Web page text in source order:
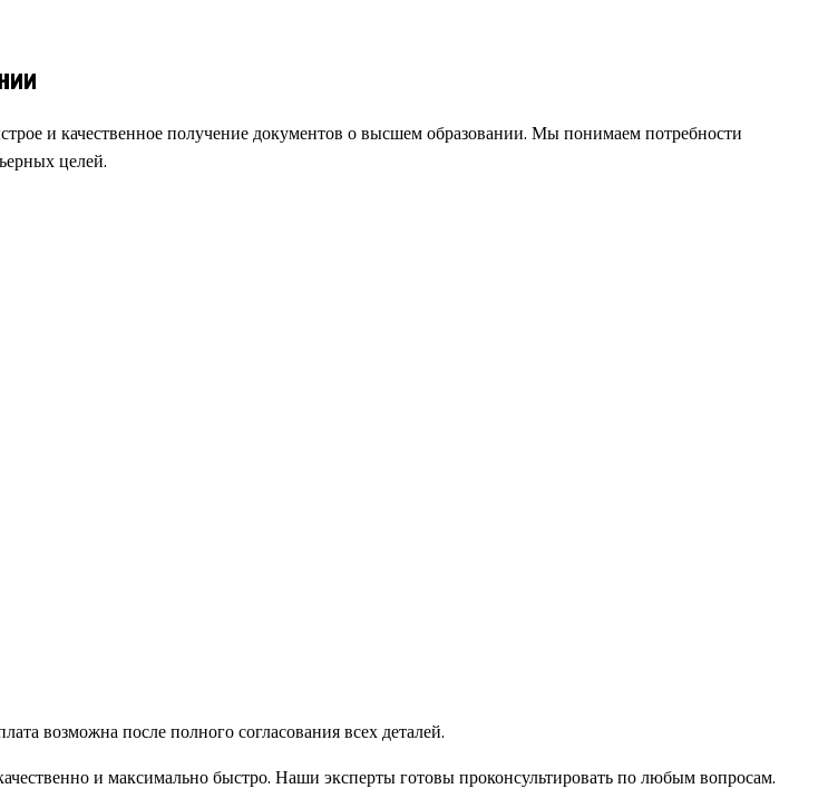
и качественное получение документов о высшем образовании. Мы понимаем потребности
целей.
возможна после полного согласования всех деталей.
и максимально быстро. Наши эксперты готовы проконсультировать по любым вопросам.